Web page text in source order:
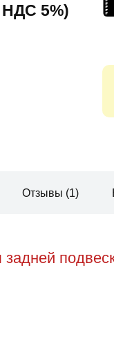
НДС 5%)
Отзывы (1)